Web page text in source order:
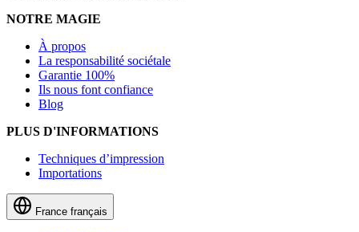
NOTRE MAGIE
À propos
La responsabilité sociétale
Garantie 100%
Ils nous font confiance
Blog
PLUS D'INFORMATIONS
Techniques d’impression
Importations
France français